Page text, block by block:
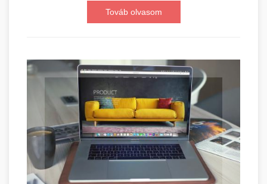
Továb olvasom